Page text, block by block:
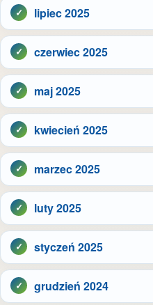
lipiec 2025
czerwiec 2025
maj 2025
kwiecień 2025
marzec 2025
luty 2025
styczeń 2025
grudzień 2024